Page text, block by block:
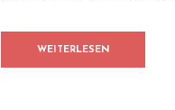
WEITERLESEN